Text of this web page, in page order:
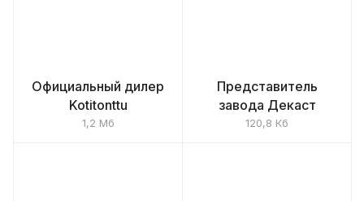
Официальный дилер
Kotitonttu
1,2 Мб
Представитель
завода Декаст
120,8 Кб